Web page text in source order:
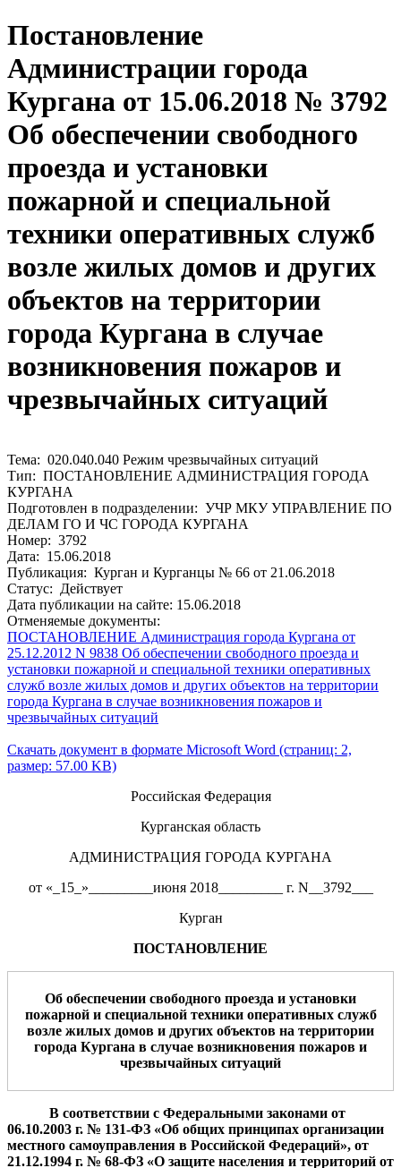
Постановление
Администрации города
Кургана от 15.06.2018 № 3792
Об обеспечении свободного
проезда и установки
пожарной и специальной
техники оперативных служб
возле жилых домов и других
объектов на территории
города Кургана в случае
возникновения пожаров и
чрезвычайных ситуаций
Тема: 020.040.040 Режим чрезвычайных ситуаций
Тип: ПОСТАНОВЛЕНИЕ АДМИНИСТРАЦИЯ ГОРОДА
КУРГАНА
Подготовлен в подразделении: УЧР МКУ УПРАВЛЕНИЕ ПО
ДЕЛАМ ГО И ЧС ГОРОДА КУРГАНА
Номер: 3792
Дата: 15.06.2018
Публикация: Курган и Курганцы № 66 от 21.06.2018
Статус: Действует
Дата публикации на сайте: 15.06.2018
Отменяемые документы:
ПОСТАНОВЛЕНИЕ Администрация города Кургана от
25.12.2012 N 9838 Об обеспечении свободного проезда и
установки пожарной и специальной техники оперативных
служб возле жилых домов и других объектов на территории
города Кургана в случае возникновения пожаров и
чрезвычайных ситуаций
Скачать документ в формате Microsoft Word (страниц: 2,
размер: 57.00 KB)
Российская Федерация
Курганская область
АДМИНИСТРАЦИЯ ГОРОДА КУРГАНА
от «_15_»_________июня 2018_________ г. N__3792___
Курган
ПОСТАНОВЛЕНИЕ
Об обеспечении свободного проезда и установки
пожарной и специальной техники оперативных служб
возле жилых домов и других объектов на территории
города Кургана в случае возникновения пожаров и
чрезвычайных ситуаций
В соответствии с Федеральными законами от
06.10.2003 г. № 131-ФЗ «Об общих принципах организации
местного самоуправления в Российской Федераций», от
21.12.1994 г. № 68-ФЗ «О защите населения и территорий от